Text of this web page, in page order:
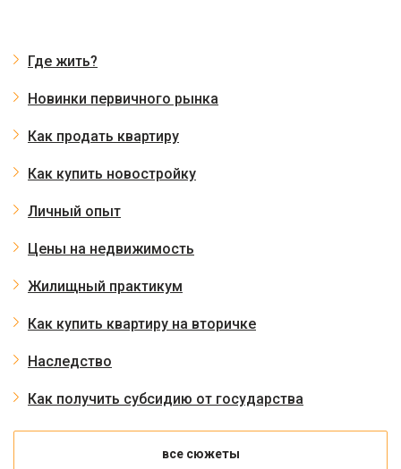
Где жить?
Новинки первичного рынка
Как продать квартиру
Как купить новостройку
Личный опыт
Цены на недвижимость
Жилищный практикум
Как купить квартиру на вторичке
Наследство
Как получить субсидию от государства
все сюжеты